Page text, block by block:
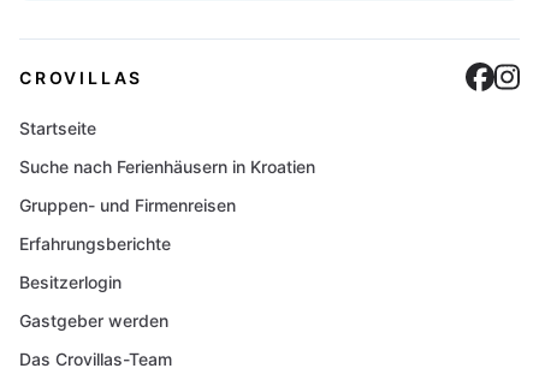
CROVILLAS
Startseite
Suche nach Ferienhäusern in Kroatien
Gruppen- und Firmenreisen
Erfahrungsberichte
Besitzerlogin
Gastgeber werden
Das Crovillas-Team